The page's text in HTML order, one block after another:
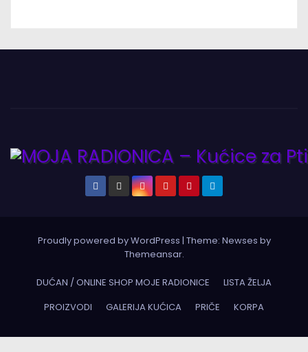
Proudly powered by WordPress | Theme: Newses by
Themeansar.
DUĆAN / ONLINE SHOP MOJE RADIONICE
LISTA ŽELJA
PROIZVODI
GALERIJA KUĆICA PRIČE KORPA